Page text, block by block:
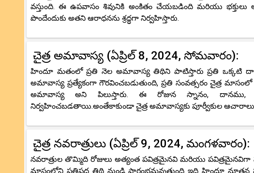
వస్తుంది. ఈ ఉపవాసం శివునికి అంకితం చేయబడింది మరియు
పొందేందుకు అతని ఆరాధనను శ్రద్ధగా నిర్వహిస్తారు.
చైత్ర అమావాస్య (ఏప్రిల్ 8, 2024, సోమవారం):
హిందూ మతంలో ప్రతి నెల అమావాస్య తిథిని పాటిస్తారు ప్రతి ఒక్కటి దాని
అమావాస్య ప్రత్యేకంగా గౌరవించబడుతుంది, ప్రతి సంవత్సరం చైత్ర మాసంలో
అమావాస్య అని పిలుస్తారు. ఈ రోజున స్నానం,
నిర్వహించబడతాయి.అంతేకాకుండా చైత్ర అమావాస్యకు పూర్వీకుల
చైత్ర నవరాత్రులు (ఏప్రిల్ 9, 2024, మంగళవారం):
నవరాత్రుల తొమ్మిది రోజులు అత్యంత పవిత్రమైనవి మరియు
మాసంలోని ప్రతిపద తిథి నుండి ప్రారంభమవుతుంది ఇది హిందూ